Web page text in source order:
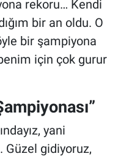
rekoru… Kendi
bir an oldu. O
bir şampiyona
için çok gurur
yani
Güzel gidiyoruz,